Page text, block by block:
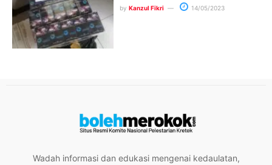
by Kanzul Fikri 14/05/2023
Wadah informasi dan edukasi mengenai kedaulatan,